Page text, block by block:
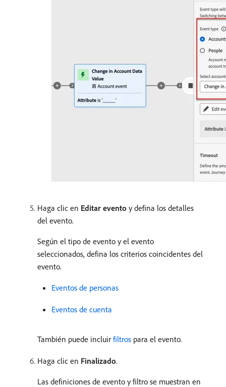
Haga clic en Editar evento y defina los detalles
del evento.
Según el tipo de evento y el evento
seleccionados, defina los criterios coincidentes del
evento.
Eventos de personas
Eventos de cuenta
También puede incluir filtros para el evento.
Haga clic en Finalizado.
Las definiciones de evento y filtro se muestran en